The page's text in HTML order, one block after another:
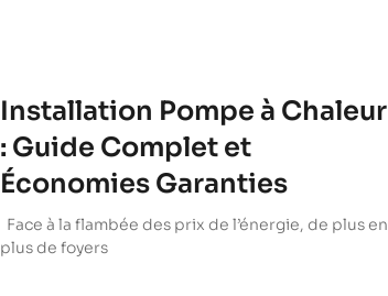
Installation Pompe à Chaleur
: Guide Complet et
Économies Garanties
Face à la flambée des prix de l’énergie, de plus en
plus de foyers